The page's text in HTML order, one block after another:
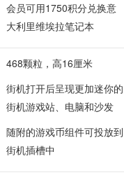
会员可用1750积分兑换意
大利里维埃拉笔记本
468颗粒，高16厘米
街机打开后呈现更加迷你的
街机游戏站、电脑和沙发
随附的游戏币组件可投放到
街机插槽中